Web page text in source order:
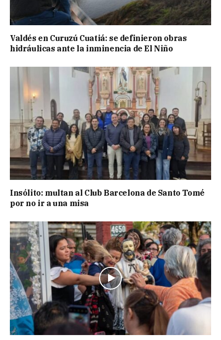
Valdés en Curuzú Cuatiá: se definieron obras
hidráulicas ante la inminencia de El Niño
Insólito: multan al Club Barcelona de Santo Tomé
por no ir a una misa